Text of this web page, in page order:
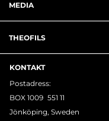
MEDIA
THEOFILS
KONTAKT
Postadress:
BOX 1009 551 11
Jönköping, Sweden